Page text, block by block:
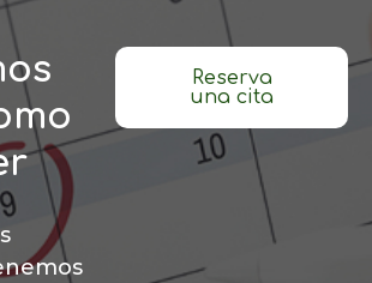
Reserva
una cita